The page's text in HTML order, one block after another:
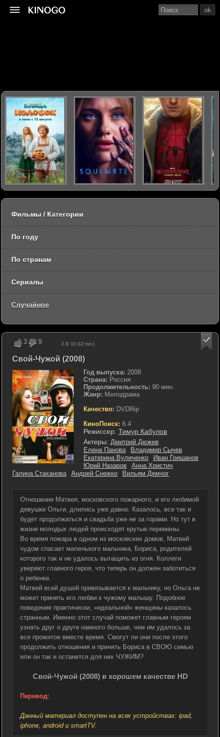
3 9 2.5/ 10 (12 гол.)
Свой-Чужой (2008)
Год выпуска: 2008
Страна: Россия
Продолжительность: 90 мин.
Жанр: Мелодрама
Качество: DVDRip
КиноПоиск: 6.4
Режиссер: Тимур Кабулов
Актеры: Дмитрий Дюжев
Елена Панова
Владимир Сычев
Екатерина Вуличенко
Иван Гришанов
Юрий Назаров
Анна Христич
Галина Стаханова
Андрей Снежко Вильям Демчог
Отношения Матвея, московского пожарного, и его любимой
девушки Ольги, длились уже давно. Казалось, все так и
будет продолжаться и свадьба уже не за горами. Но тут в
жизни молодых людей происходят крутые перемены.
Во время пожара в одном из московских домов, Матвей
чудом спасает маленького мальчика, Бориса, родителей
которого так и не удалось вытащить из огня. Коллеги
уверяют главного героя, что теперь он должен заботиться
о ребенке.
Матвей всей душой привязывается к мальчику, но Ольга не
может принять его любви к чужому малышу. Подобное
поведение практически, «идеальной» женщины казалось
странным. Именно этот случай поможет главным героям
узнать друг о друге намного больше, чем им удалось за
все прожитое вместе время. Смогут ли они после этого
продолжить отношения и принять Бориса в СВОЮ семью
или он так и останется для них ЧУЖИМ?
Свой-Чужой (2008) в хорошем качестве HD
Перевод:
Данный материал доступен на всех устройствах: ipad,
iphone, android и smartTV.
ok
Фильмы / Категории
По году
По странам
Сериалы
Случайное